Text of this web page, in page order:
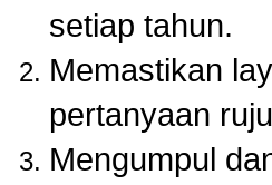
setiap tahun.
Memastikan
pertanyaan
Mengumpul